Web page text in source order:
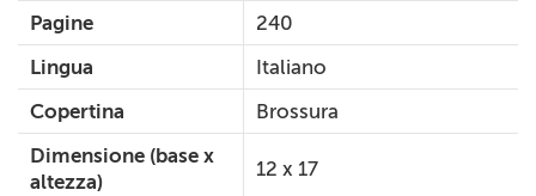
Pagine
240
Lingua
Italiano
Copertina
Brossura
Dimensione (base x
altezza)
12 x 17